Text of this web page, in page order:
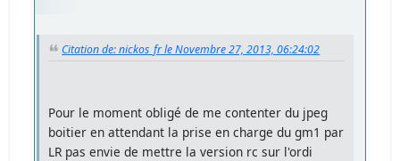
Citation de: nickos_fr le Novembre 27, 2013, 06:24:02
Pour le moment obligé de me contenter du jpeg
boitier en attendant la prise en charge du gm1 par
LR pas envie de mettre la version rc sur l'ordi